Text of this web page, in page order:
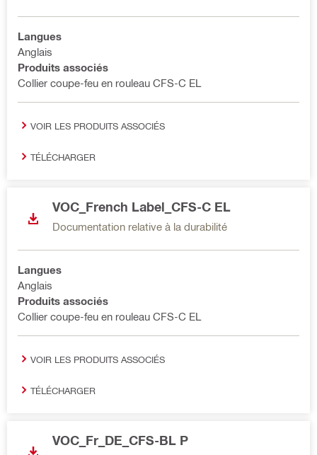
Langues
Anglais
Produits associés
Collier coupe-feu en rouleau CFS-C EL
VOIR LES PRODUITS ASSOCIÉS
TÉLÉCHARGER
VOC_French Label_CFS-C EL
Documentation relative à la durabilité
Langues
Anglais
Produits associés
Collier coupe-feu en rouleau CFS-C EL
VOIR LES PRODUITS ASSOCIÉS
TÉLÉCHARGER
VOC_Fr_DE_CFS-BL P